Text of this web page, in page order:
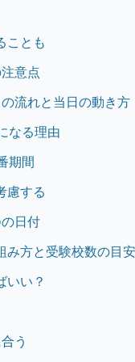
ことも
意点
流れと当日の動き方
なる理由
期間
慮する
日付
み方と受験校数の目安
いい？
う